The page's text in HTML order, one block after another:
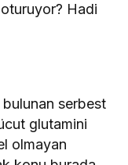
Hadi
serbest
glutamini
olmayan